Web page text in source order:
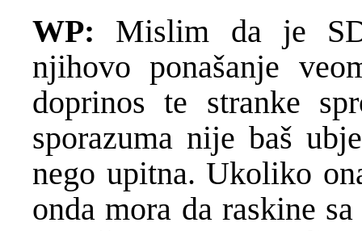
WP: Mislim da je
njihovo ponašanje
doprinos te stranke
sporazuma nije baš
nego upitna. Ukoliko
onda mora da raskine